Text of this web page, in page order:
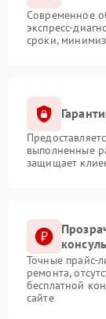
Современное
экспресс-
сроки,
выполненные
защищает
Точные прайс-
ремонта,
бесплатной
сайте